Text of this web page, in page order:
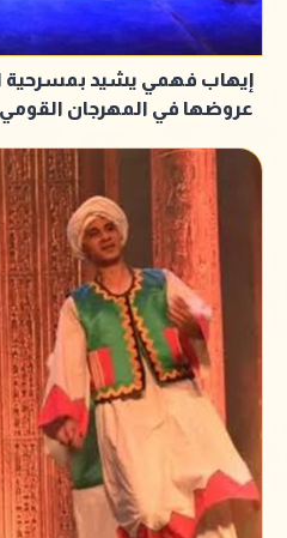
إيهاب فهمي يشيد بمسرحية
عروضها في المهرجان